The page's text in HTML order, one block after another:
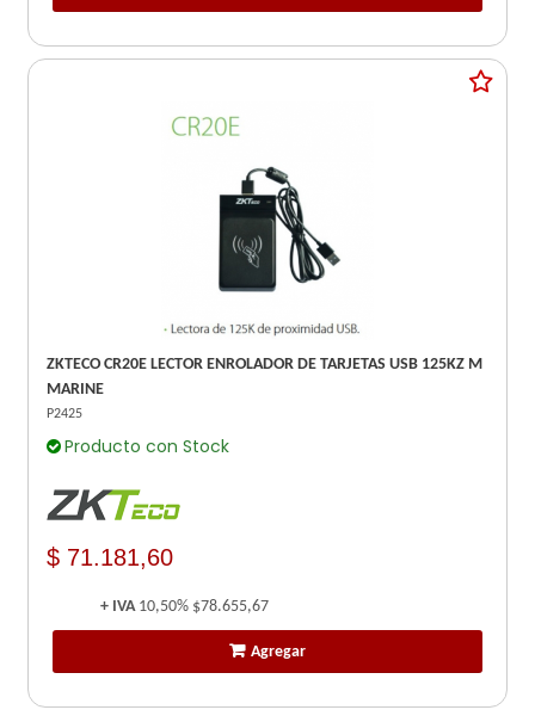
ZKTECO CR20E LECTOR ENROLADOR DE TARJETAS USB 125KZ M
MARINE
P2425
Producto con Stock
$ 71.181,60
+ IVA 10,50% $78.655,67
Agregar